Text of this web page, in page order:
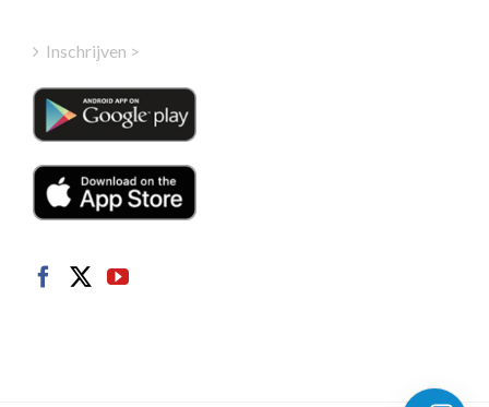
Inschrijven >